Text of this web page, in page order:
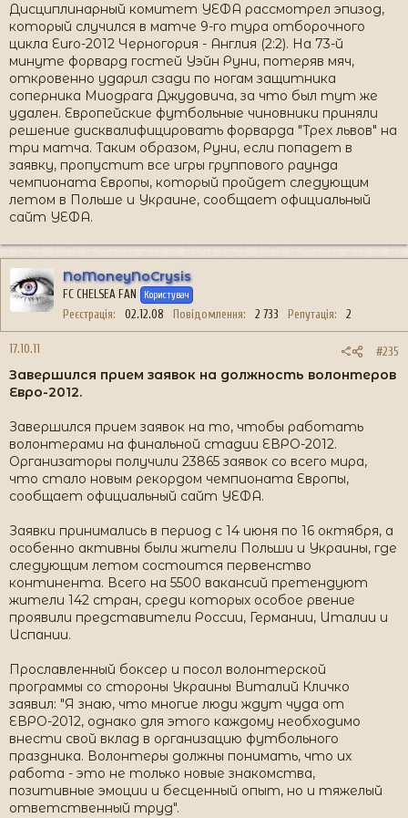
Дисциплинарный комитет УЕФА рассмотрел эпизод,
который случился в матче 9-го тура отборочного
цикла Euro-2012 Черногория - Англия (2:2). На 73-й
минуте форвард гостей Уэйн Руни, потеряв мяч,
откровенно ударил сзади по ногам защитника
соперника Миодрага Джудовича, за что был тут же
удален. Европейские футбольные чиновники приняли
решение дисквалифицировать форварда "Трех львов" на
три матча. Таким образом, Руни, если попадет в
заявку, пропустит все игры группового раунда
чемпионата Европы, который пройдет следующим
летом в Польше и Украине, сообщает официальный
сайт УЕФА.
NoMoneyNoCrysis
FC CHELSEA FAN Користувач
Реєстрація 02.12.08 Повідомлення 2 733 Репутація 2
17.10.11 #235
Завершился прием заявок на должность волонтеров
Евро-2012.
Завершился прием заявок на то, чтобы работать
волонтерами на финальной стадии ЕВРО-2012.
Организаторы получили 23865 заявок со всего мира,
что стало новым рекордом чемпионата Европы,
сообщает официальный сайт УЕФА.
Заявки принимались в период с 14 июня по 16 октября, а
особенно активны были жители Польши и Украины, где
следующим летом состоится первенство
континента. Всего на 5500 вакансий претендуют
жители 142 стран, среди которых особое рвение
проявили представители России, Германии, Италии и
Испании.
Прославленный боксер и посол волонтерской
программы со стороны Украины Виталий Кличко
заявил: "Я знаю, что многие люди ждут чуда от
ЕВРО-2012, однако для этого каждому необходимо
внести свой вклад в организацию футбольного
праздника. Волонтеры должны понимать, что их
работа - это не только новые знакомства,
позитивные эмоции и бесценный опыт, но и тяжелый
ответственный труд".